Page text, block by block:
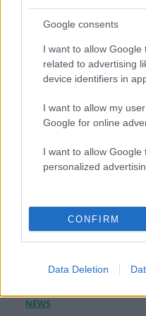
Google consents
I want to allow Google
related to advertising
device identifiers in
I want to allow my
Google for online
I want to allow Google
personalized
CONFIRM
Data Deletion
Ευρυδίκη Βαλαβάνη
«Oνειρευόμουν μια
άντρα σαν εσένα»
05.08.2026